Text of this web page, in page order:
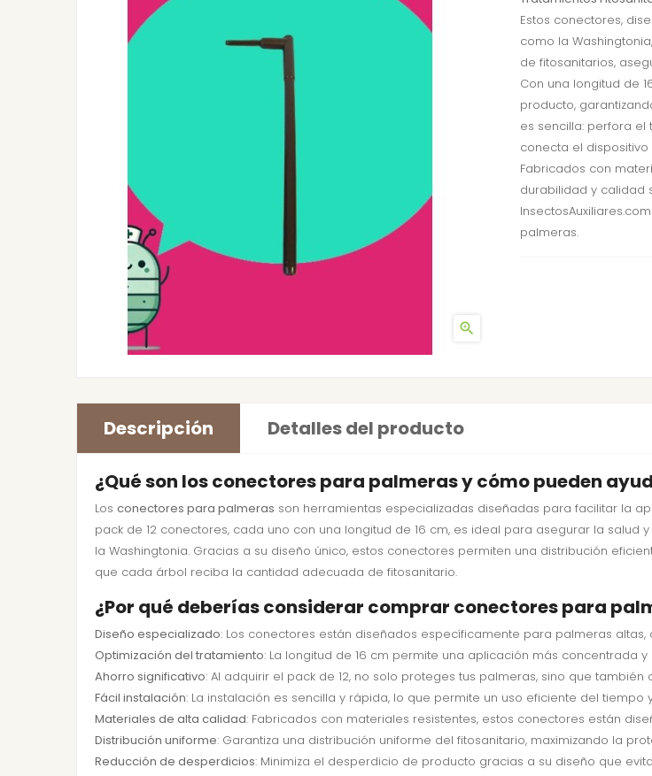

Estos conectores,
como la
de fitosanitarios,
Con una longitud de
producto,
es sencilla: perfora
conecta el
Fabricados con
durabilidad y calidad
palmeras.
Descripción Detalles del producto
¿Qué son los conectores para palmeras y cómo pueden
Los conectores para palmeras son herramientas especializadas diseñadas para facilitar la
pack de 12 conectores, cada uno con una longitud de 16 cm, es ideal para asegurar la
la Washingtonia. Gracias a su diseño único, estos conectores permiten una distribución
que cada árbol reciba la cantidad adecuada de fitosanitario.
¿Por qué deberías considerar comprar conectores para
Diseño especializado: Los conectores están diseñados específicamente para palmeras
Optimización del tratamiento: La longitud de 16 cm permite una aplicación más concentrada
Ahorro significativo: Al adquirir el pack de 12, no solo proteges tus palmeras, sino que
Fácil instalación: La instalación es sencilla y rápida, lo que permite un uso eficiente del tiempo
Materiales de alta calidad: Fabricados con materiales resistentes, estos conectores están
Distribución uniforme: Garantiza una distribución uniforme del fitosanitario, maximizando la
Reducción de desperdicios: Minimiza el desperdicio de producto gracias a su diseño que